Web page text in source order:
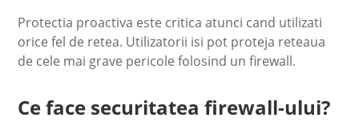
Protectia proactiva este critica atunci cand utilizati
orice fel de retea. Utilizatorii isi pot proteja reteaua
de cele mai grave pericole folosind un firewall.
Ce face securitatea firewall-ului?